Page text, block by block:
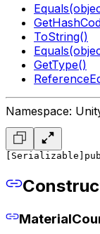
ToString()
GetType()
Namespace:
[Serializable]